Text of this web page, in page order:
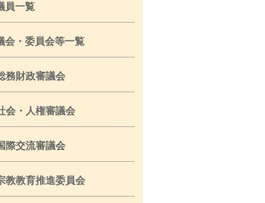
員一覧
会・委員会等一覧
務財政審議会
会・人権審議会
際交流審議会
教教育推進委員会